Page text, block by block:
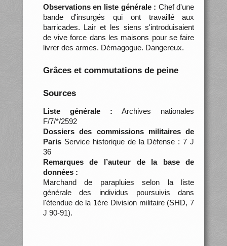
Observations en liste générale : Chef d'une
bande d'insurgés qui ont travaillé aux
barricades. Lair et les siens s'introduisaient
de vive force dans les maisons pour se faire
livrer des armes. Démagogue. Dangereux.
Grâces et commutations de peine
Sources
Liste générale : Archives nationales
F/7/*/2592
Dossiers des commissions militaires de
ParisService historique de la Défense : 7 J
36
Remarques de l’auteur de la base de
données :
Marchand de parapluies selon la liste
générale des individus poursuivis dans
l'étendue de la 1ère Division militaire (SHD, 7
J 90-91).